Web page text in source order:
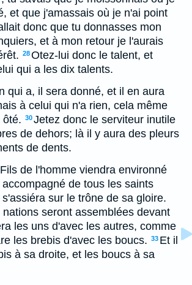
et que j'amassais où je n'ai point
donc que tu donnasses mon
et à mon retour je l'aurais
28Otez-lui donc le talent, et
qui a les dix talents.
qui a, il sera donné, et il en aura
à celui qui n'a rien, cela même
ôté. 30Jetez donc le serviteur inutile
de dehors; là il y aura des pleurs
de dents.
de l'homme viendra environné
de tous les saints
sur le trône de sa gloire.
nations seront assemblées devant
les uns d'avec les autres, comme
les brebis d'avec les boucs. 33 Et il
à sa droite, et les boucs à sa